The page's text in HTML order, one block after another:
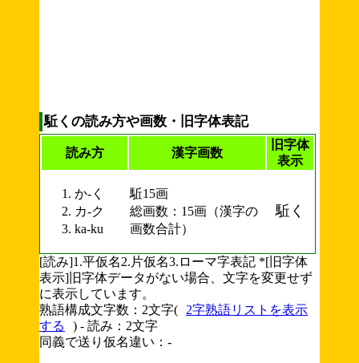
駈くの読み方や画数・旧字体表記
読み方 漢字画数
旧字体
表示
か-く
カ-ク
ka-ku
駈15画
総画数：15画（漢字の
画数合計）
駈く
[読み]1.平仮名2.片仮名3.ローマ字表記 *[旧字体
表示]旧字体データがない場合、文字を変更せず
に表示しています。
熟語構成文字数：2文字(
2字熟語リストを表示
する
) - 読み：2文字
同義で送り仮名違い：-